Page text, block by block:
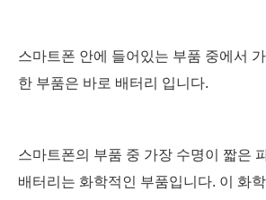
스마트폰 안에 들어있는 부품 중에서
한 부품은 바로 배터리 입니다.
스마트폰의 부품 중 가장 수명이 짧은
배터리는 화학적인 부품입니다. 이 화